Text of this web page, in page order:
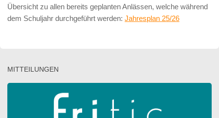
Übersicht zu allen bereits geplanten Anlässen, welche während
dem Schuljahr durchgeführt werden: Jahresplan 25/26
MITTEILUNGEN